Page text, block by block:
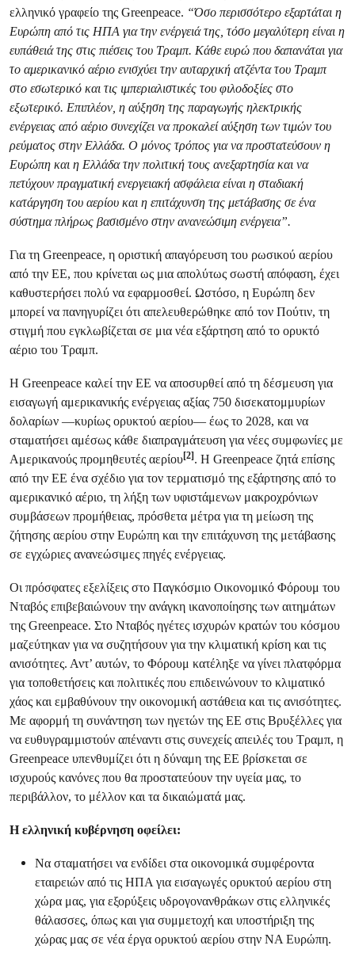
ελληνικό γραφείο της Greenpeace. “Όσο περισσότερο εξαρτάται η
Ευρώπη από τις ΗΠΑ για την ενέργειά της, τόσο μεγαλύτερη είναι η
ευπάθειά της στις πιέσεις του Τραμπ. Κάθε ευρώ που δαπανάται για
το αμερικανικό αέριο ενισχύει την αυταρχική ατζέντα του Τραμπ
στο εσωτερικό και τις ιμπεριαλιστικές του φιλοδοξίες στο
εξωτερικό. Επιπλέον, η αύξηση της παραγωγής ηλεκτρικής
ενέργειας από αέριο συνεχίζει να προκαλεί αύξηση των τιμών του
ρεύματος στην Ελλάδα. Ο μόνος τρόπος για να προστατεύσουν η
Ευρώπη και η Ελλάδα την πολιτική τους ανεξαρτησία και να
πετύχουν πραγματική ενεργειακή ασφάλεια είναι η σταδιακή
κατάργηση του αερίου και η επιτάχυνση της μετάβασης σε ένα
σύστημα πλήρως βασισμένο στην ανανεώσιμη ενέργεια”.
Για τη Greenpeace, η οριστική απαγόρευση του ρωσικού αερίου
από την ΕΕ, που κρίνεται ως μια απολύτως σωστή απόφαση, έχει
καθυστερήσει πολύ να εφαρμοσθεί. Ωστόσο, η Ευρώπη δεν
μπορεί να πανηγυρίζει ότι απελευθερώθηκε από τον Πούτιν, τη
στιγμή που εγκλωβίζεται σε μια νέα εξάρτηση από το ορυκτό
αέριο του Τραμπ.
Η Greenpeace καλεί την ΕΕ να αποσυρθεί από τη δέσμευση για
εισαγωγή αμερικανικής ενέργειας αξίας 750 δισεκατομμυρίων
δολαρίων —κυρίως ορυκτού αερίου— έως το 2028, και να
σταματήσει αμέσως κάθε διαπραγμάτευση για νέες συμφωνίες με
Αμερικανούς προμηθευτές αερίου[2]. Η Greenpeace ζητά επίσης
από την ΕΕ ένα σχέδιο για τον τερματισμό της εξάρτησης από το
αμερικανικό αέριο, τη λήξη των υφιστάμενων μακροχρόνιων
συμβάσεων προμήθειας, πρόσθετα μέτρα για τη μείωση της
ζήτησης αερίου στην Ευρώπη και την επιτάχυνση της μετάβασης
σε εγχώριες ανανεώσιμες πηγές ενέργειας.
Οι πρόσφατες εξελίξεις στο Παγκόσμιο Οικονομικό Φόρουμ του
Νταβός επιβεβαιώνουν την ανάγκη ικανοποίησης των αιτημάτων
της Greenpeace. Στο Νταβός ηγέτες ισχυρών κρατών του κόσμου
μαζεύτηκαν για να συζητήσουν για την κλιματική κρίση και τις
ανισότητες. Αντ’ αυτών, το Φόρουμ κατέληξε να γίνει πλατφόρμα
για τοποθετήσεις και πολιτικές που επιδεινώνουν το κλιματικό
χάος και εμβαθύνουν την οικονομική αστάθεια και τις ανισότητες.
Με αφορμή τη συνάντηση των ηγετών της ΕΕ στις Βρυξέλλες για
να ευθυγραμμιστούν απέναντι στις συνεχείς απειλές του Τραμπ, η
Greenpeace υπενθυμίζει ότι η δύναμη της ΕΕ βρίσκεται σε
ισχυρούς κανόνες που θα προστατεύουν την υγεία μας, το
περιβάλλον, το μέλλον και τα δικαιώματά μας.
Η ελληνική κυβέρνηση οφείλει:
Να σταματήσει να ενδίδει στα οικονομικά συμφέροντα
εταιρειών από τις ΗΠΑ για εισαγωγές ορυκτού αερίου στη
χώρα μας, για εξορύξεις υδρογονανθράκων στις ελληνικές
θάλασσες, όπως και για συμμετοχή και υποστήριξη της
χώρας μας σε νέα έργα ορυκτού αερίου στην ΝΑ Ευρώπη.